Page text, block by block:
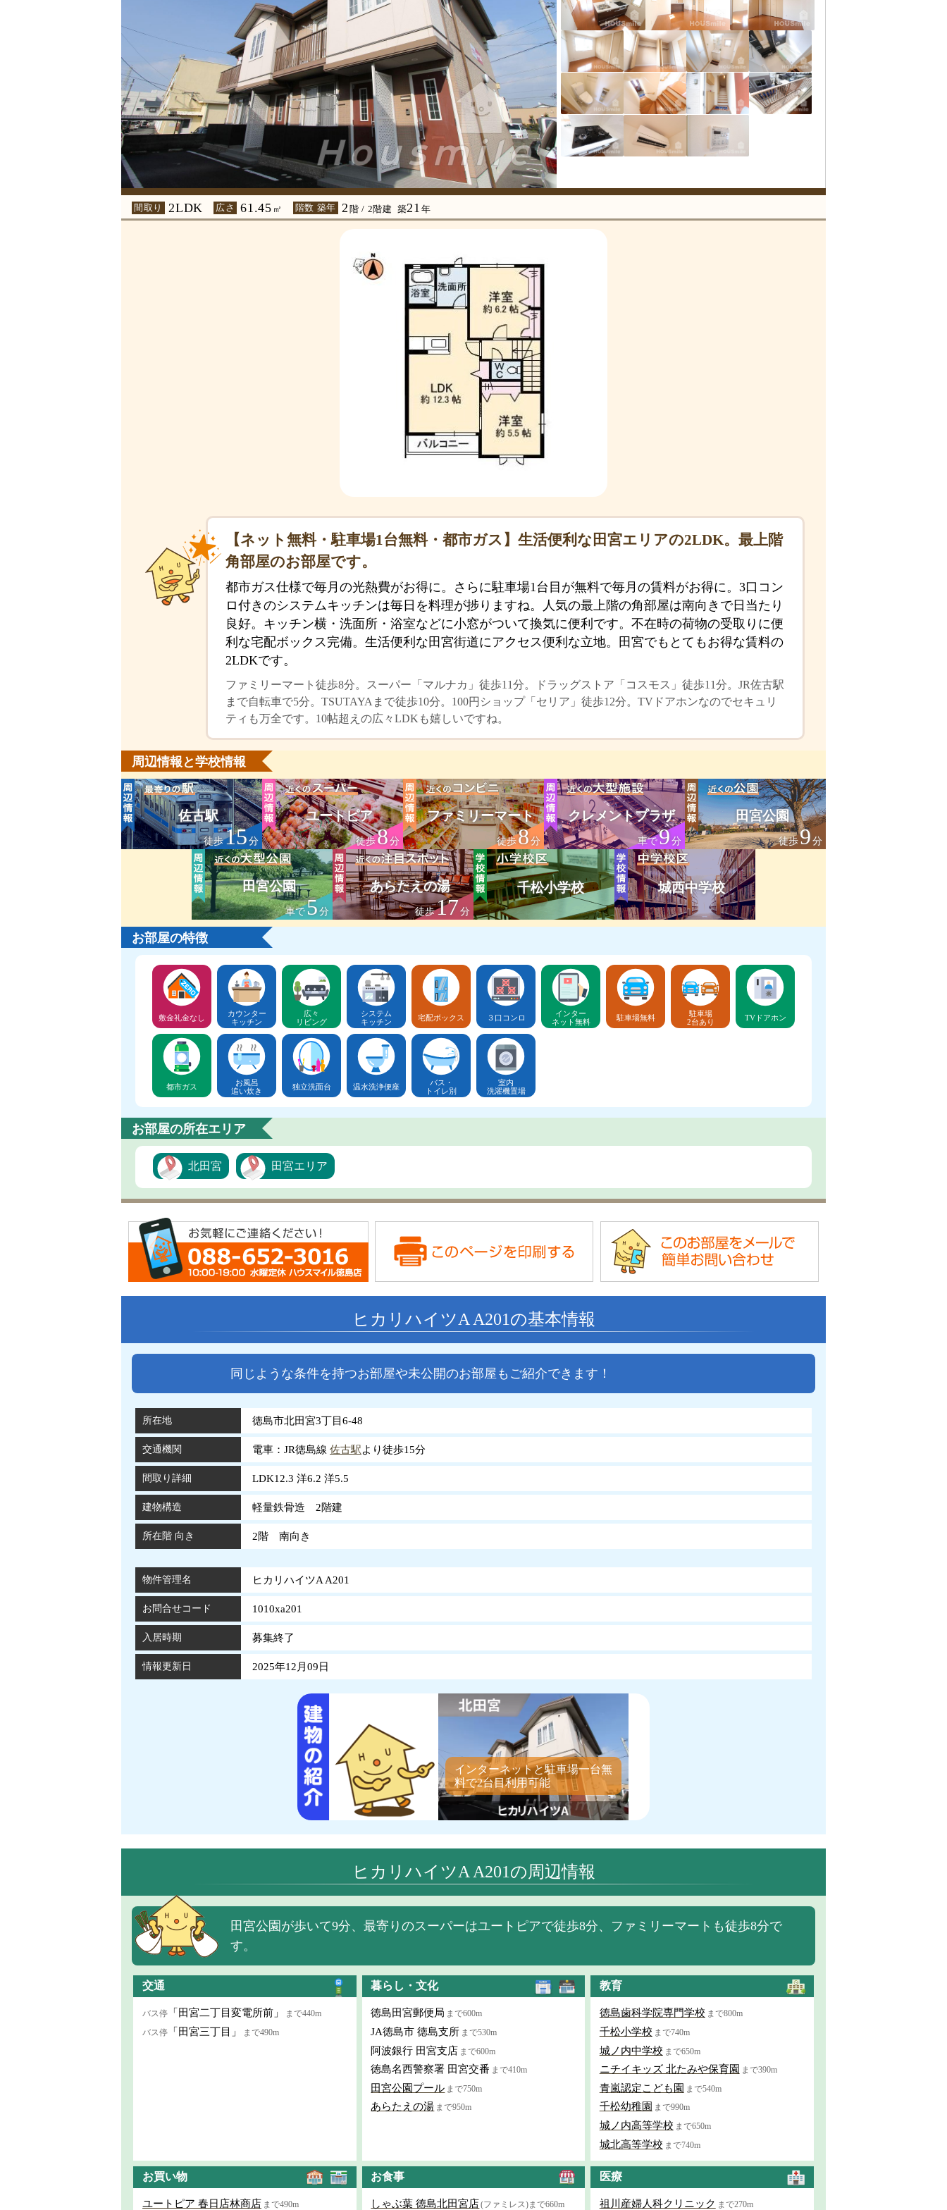
間取り 2LDK 広さ 61.45 ㎡ 階数 築年 2 階 / 2階建 築21 年
【ネット無料・駐車場1台無料・都市ガス】生活便利な田宮エリアの2LDK。最上階
角部屋のお部屋です。
都市ガス仕様で毎月の光熱費がお得に。さらに駐車場1台目が無料で毎月の賃料がお得に。3口コン
ロ付きのシステムキッチンは毎日を料理が捗りますね。人気の最上階の角部屋は南向きで日当たり
良好。キッチン横・洗面所・浴室などに小窓がついて換気に便利です。不在時の荷物の受取りに便
利な宅配ボックス完備。生活便利な田宮街道にアクセス便利な立地。田宮でもとてもお得な賃料の
2LDKです。
ファミリーマート徒歩8分。スーパー「マルナカ」徒歩11分。ドラッグストア「コスモス」徒歩11分。JR佐古駅
まで自転車で5分。TSUTAYAまで徒歩10分。100円ショップ「セリア」徒歩12分。TVドアホンなのでセキュリ
ティも万全です。10帖超えの広々LDKも嬉しいですね。
周辺情報と学校情報
佐古駅
徒歩15分
ユートピア
徒歩8分
ファミリーマート
徒歩8分
クレメントプラザ
車で9分
田宮公園
徒歩9分
田宮公園
車で5分
あらたえの湯
徒歩17分
千松小学校 城西中学校
お部屋の特徴
敷金礼金なし
カウンター
キッチン
広々
リビング
システム
キッチン
宅配ボックス ３口コンロ
インター
ネット無料
駐車場無料
駐車場
2台あり
TVドアホン
都市ガス
お風呂
追い炊き
独立洗面台 温水洗浄便座
バス・
トイレ別
室内
洗濯機置場
お部屋の所在エリア
北田宮 田宮エリア
ヒカリハイツA A201の基本情報
同じような条件を持つお部屋や未公開のお部屋もご紹介できます！
所在地 徳島市北田宮3丁目6-48
交通機関 電車：JR徳島線 佐古駅より徒歩15分
間取り詳細 LDK12.3 洋6.2 洋5.5
建物構造 軽量鉄骨造 2階建
所在階 向き 2階 南向き
物件管理名 ヒカリハイツA A201
お問合せコード 1010xa201
入居時期 募集終了
情報更新日 2025年12月09日
インターネットと駐車場一台無
料で2台目利用可能
ヒカリハイツA A201の周辺情報
田宮公園が歩いて9分、最寄りのスーパーはユートピアで徒歩8分、ファミリーマートも徒歩8分で
す。
交通
バス停 「田宮二丁目変電所前」
まで440m
バス停 「田宮三丁目」 まで490m
暮らし・文化
徳島田宮郵便局 まで600m
JA徳島市 徳島支所 まで530m
阿波銀行 田宮支店 まで600m
徳島名西警察署 田宮交番 まで410m
田宮公園プール まで750m
あらたえの湯 まで950m
教育
徳島歯科学院専門学校 まで800m
千松小学校 まで740m
城ノ内中学校 まで650m
ニチイキッズ 北たみや保育園 まで390m
青嵐認定こども園 まで540m
千松幼稚園 まで990m
城ノ内高等学校 まで650m
城北高等学校 まで740m
お買い物
ユートピア 春日店林商店 まで490m
お食事
しゃぶ葉 徳島北田宮店(ファミレス)まで660m
医療
祖川産婦人科クリニック まで270m